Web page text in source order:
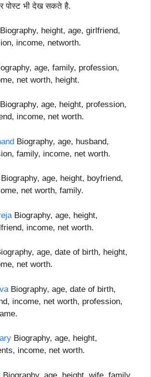
पोस्ट भी देख सकते है.
height, age, girlfriend,
income, networth.
age, family, profession,
net worth, height.
Biography, age, height, profession,
income, net worth.
Biography, age, husband,
family, income, net worth.
Biography, age, height, boyfriend,
net worth, family.
Biography, age, height,
income, net worth.
age, date of birth, height,
net worth.
Biography, age, date of birth,
income, net worth, profession,
Biography, age, height,
income, net worth.
Biography, age, height, wife, family,